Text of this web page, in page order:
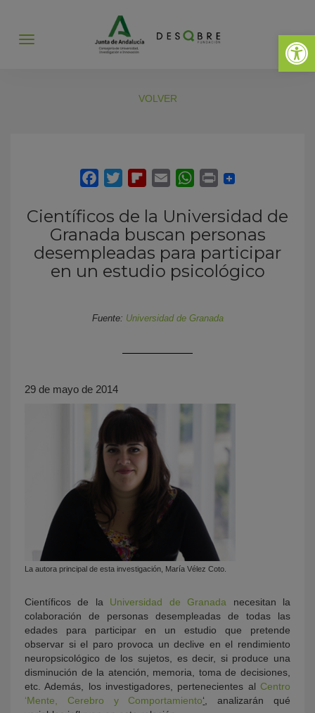
Abrir
Abrir
VOLVER
Científicos de la Universidad de
Granada buscan personas
desempleadas para participar
en un estudio psicológico
Fuente: Universidad de Granada
29 de mayo de 2014
La autora principal de esta investigación, María Vélez Coto.
Científicos de la Universidad de Granada necesitan la
colaboración de personas desempleadas de todas las
edades para participar en un estudio que pretende
observar si el paro provoca un declive en el rendimiento
neuropsicológico de los sujetos, es decir, si produce una
disminución de la atención, memoria, toma de decisiones,
etc. Además, los investigadores, pertenecientes al Centro
‘Mente, Cerebro y Comportamiento‘, analizarán qué